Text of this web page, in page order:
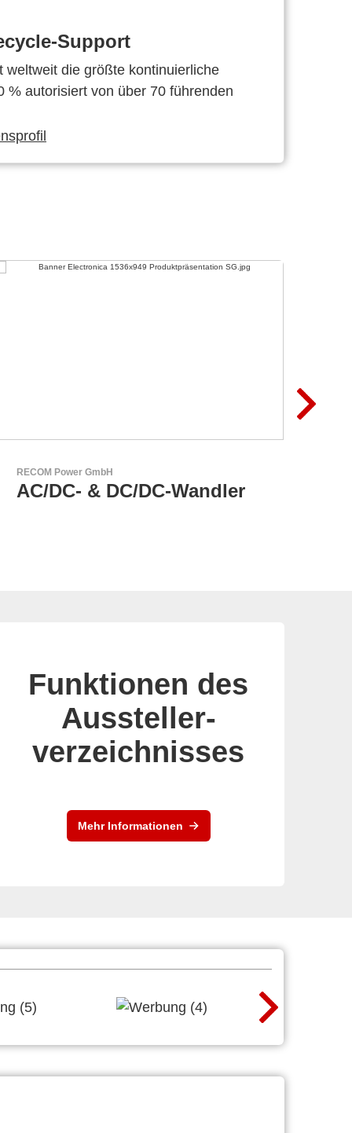
Support
weltweit die größte kontinuierliche
% autorisiert von über 70 führenden
Esseti Srl
Ihr Partner für High-Tech-
Funktionen des
Aussteller-
verzeichnisses
Mehr Informationen